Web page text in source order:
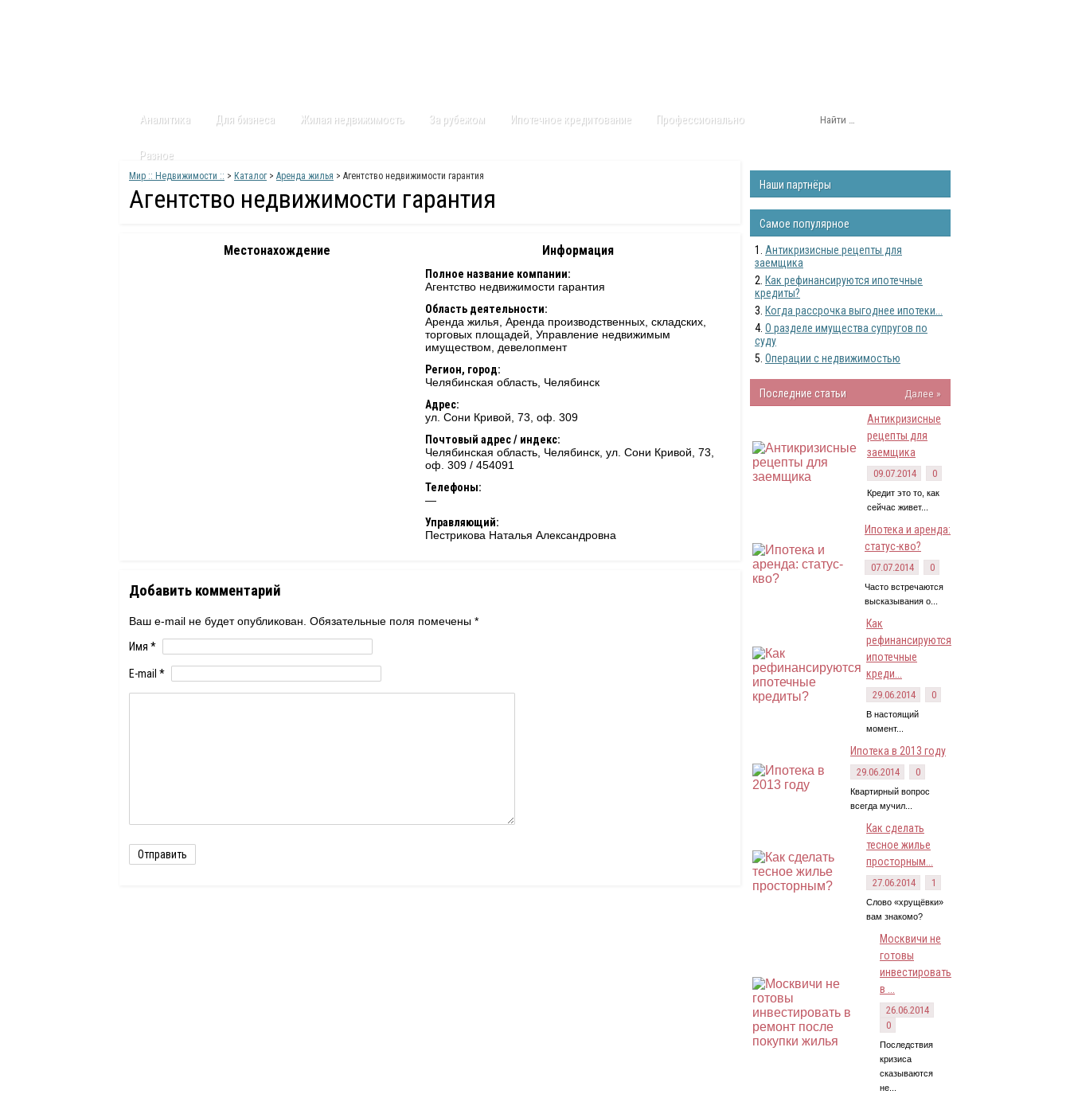
Аналитика Для бизнеса Жилая недвижимость За рубежом Ипотечное кредитование Профессионально
Разное
Мир :: Недвижимости :: > Каталог> Аренда жилья > Агентство недвижимости гарантия
Агентство недвижимости гарантия
Местонахождение Информация
Полное название компании:
Агентство недвижимости гарантия
Область деятельности:
Аренда жилья, Аренда производственных, складских,
торговых площадей, Управление недвижимым
имуществом, девелопмент
Регион, город:
Челябинская область Челябинск
Адрес:
ул. Сони Кривой, 73, оф. 309
Почтовый адрес / индекс:
Челябинская область, Челябинск, ул. Сони Кривой, 73,
оф. 309 / 454091
Телефоны:
—
Управляющий:
Пестрикова Наталья Александровна
Добавить комментарий
Ваш e-mail не будет опубликован. Обязательные поля помечены *
Имя *
E-mail *
Наши партнёры
Самое популярное
Антикризисные рецепты для
заемщика
Как рефинансируются ипотечные
кредиты?
Когда рассрочка выгоднее ипотеки...
О разделе имущества супругов по
суду
Операции с недвижимостью
Последние статьи
Далее »
Антикризисные
рецепты для
заемщика
09.07.2014 0
Кредит это то, как
сейчас живет...
Ипотека и аренда:
статус-кво?
07.07.2014 0
Часто встречаются
высказывания о...
Как
рефинансируются
ипотечные
креди...
29.06.2014 0
В настоящий
момент...
Ипотека в 2013 году
29.06.2014 0
Квартирный вопрос
всегда мучил...
Как сделать
тесное жилье
просторным...
27.06.2014 1
Слово «хрущёвки»
вам знакомо?
Москвичи не
готовы
инвестировать
в ...
26.06.2014
0
Последствия
кризиса
сказываются
не...